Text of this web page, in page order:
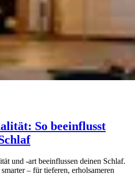
So beeinflusst
und -art beeinflussen deinen Schlaf.
– für tieferen, erholsameren